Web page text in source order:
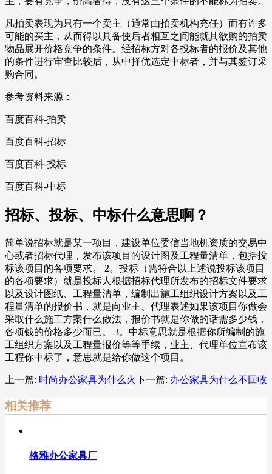
凡拍卖表现为只有一个卖主（通常由拍卖机构充任）而有许多
可能的买主，从而得以具备使后者相互之间能就其欲购的拍卖
物品展开价格竞争的条件。经招标方对各投标者的报价及其他
的条件进行审查比较后，从中择优选定中标者，并与其签订采
购合同。
参考资料来源：
百度百科-拍卖
百度百科-招标
百度百科-投标
百度百科-中标
招标、投标、中标什么意思啊？
简单说招标就是某一项目，建设单位委信当地机资质的交易中
心或者招标代理，发布该项目的设计图及工程量清单，包括投
标该项目的各项要求。 2。投标（需符合以上述说投标该项目
的各项要求）就是投标人根据招标代理所发布的招标文件要求
以及设计图纸、工程量清单，编制出施工组织设计方案以及工
程量清单的报价书，就是向业主、代理表述如果该项目你做会
采取什么施工方案什么做法，报价书就是你做的话需多少钱，
各项钱的价格多少而已。 3。中标意思就是根据你所编制的施
工组织方案以及工程量报价等等手续，业主、代理单位宣布该
工程你中标了，意思就是给你做这个项目。
上一篇: 时尚办公家具为什么火下一篇: 办公家具为什么不回收
相关推荐
格雅办公家具厂